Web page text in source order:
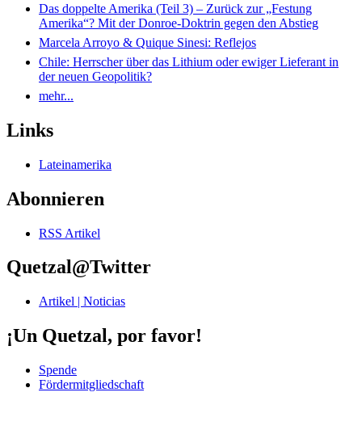
Das doppelte Amerika (Teil 3) – Zurück zur „Festung
Amerika“? Mit der Donroe-Doktrin gegen den Abstieg
Marcela Arroyo & Quique Sinesi: Reflejos
Chile: Herrscher über das Lithium oder ewiger Lieferant in
der neuen Geopolitik?
mehr...
Links
Lateinamerika
Abonnieren
RSS Artikel
Quetzal@Twitter
Artikel | Noticias
¡Un Quetzal, por favor!
Spende
Fördermitgliedschaft